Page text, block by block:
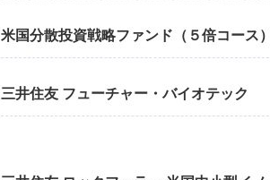
米国分散投資戦略ファンド（５倍コース
三井住友 フューチャー・バイオテック